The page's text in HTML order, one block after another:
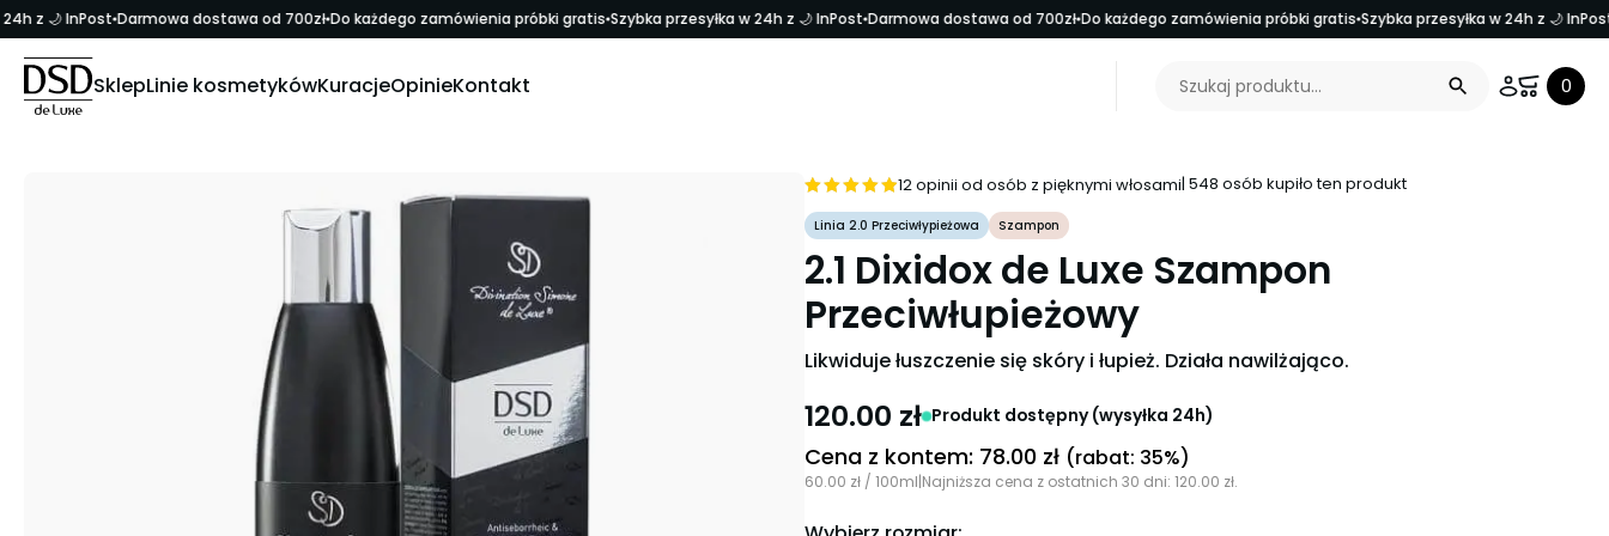
z 🌙 InPost Darmowa dostawa od 700zł Do każdego zamówienia próbki gratis Szybka przesyłka w 24h z 🌙 InPost Darmowa dostawa od 700zł Do każdego zamówienia próbki gratis Szybka przesyłka w 24h z 🌙 InPost
SklepLinie kosmetykówKuracjeOpinieKontakt for: 0
Zapamiętaj mnie
4.92na 5
12 opinii od osób z pięknymi włosami| 548 osób kupiło ten produkt
Linia 2.0 Przeciwłypieżowa Szampon
2.1 Dixidox de Luxe Szampon
Przeciwłupieżowy
Likwiduje łuszczenie się skóry i łupież. Działa nawilżająco.
120.00 zł Produkt dostępny (wysyłka 24h)
Cena z kontem: 78.00 zł (rabat: 35%)
60.00 zł / 100ml|Najniższa cena z ostatnich 30 dni: 120.00 zł.